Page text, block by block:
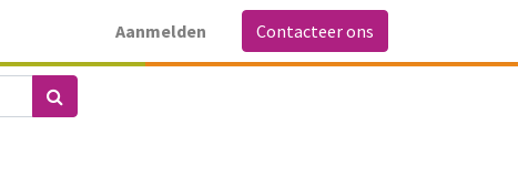
Aanmelden Contacteer ons